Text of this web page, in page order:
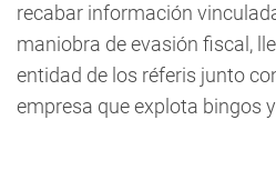
recabar información
maniobra de evasión fiscal,
entidad de los réferis junto
empresa que explota bingos